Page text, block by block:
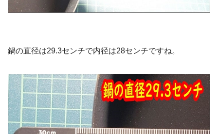
鍋の直径は29.3センチで内径は28センチですね。